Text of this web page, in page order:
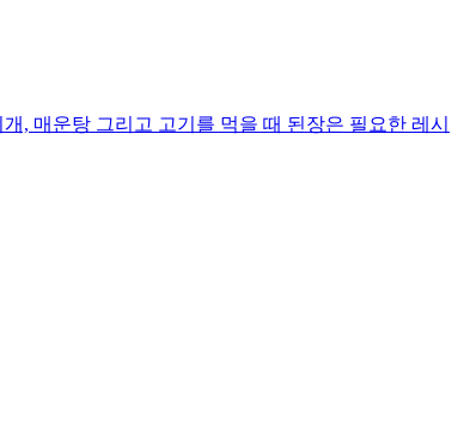
, 매운탕 그리고 고기를 먹을 때 된장은 필요한 레시